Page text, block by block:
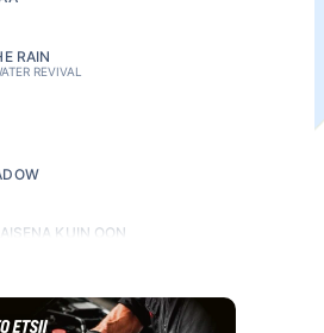
RAIN
REVIVAL
KUIN OON